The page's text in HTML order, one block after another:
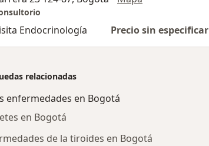
Endocrinología Precio sin especificar
relacionadas
enfermedades en Bogotá
en Bogotá
de la tiroides en Bogotá